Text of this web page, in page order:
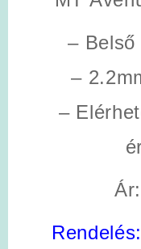
– Belső
–
–
Rendelés: